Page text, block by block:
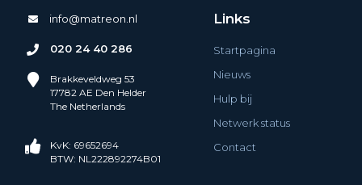
info@matreon.nl
020 24 40 286
Brakkeveldweg 53
17782 AE Den Helder
The Netherlands
KvK: 69652694
BTW: NL222892274B01
Links
Startpagina
Nieuws
Hulp bij
Netwerk status
Contact